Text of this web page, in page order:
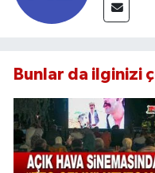
Bunlar da ilginizi